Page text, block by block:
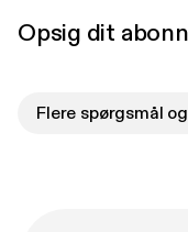
Opsig dit
Flere spørgsmål